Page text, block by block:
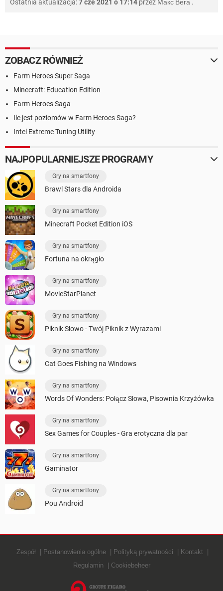
Ostatnia aktualizacja:7 cze 2021 o 17:14 przez Макс Вега .
ZOBACZ RÓWNIEŻ
Farm Heroes Super Saga
Minecraft: Education Edition
Farm Heroes Saga
Ile jest poziomów w Farm Heroes Saga?
Intel Extreme Tuning Utility
NAJPOPULARNIEJSZE PROGRAMY
Gry na smartfony
Brawl Stars dla Androida
Gry na smartfony
Minecraft Pocket Edition iOS
Gry na smartfony
Fortuna na okrągło
Gry na smartfony
MovieStarPlanet
Gry na smartfony
Piknik Słowo - Twój Piknik z Wyrazami
Gry na smartfony
Cat Goes Fishing na Windows
Gry na smartfony
Words Of Wonders: Połącz Słowa, Pisownia Krzyżówka
Gry na smartfony
Sex Games for Couples - Gra erotyczna dla par
Gry na smartfony
Gaminator
Gry na smartfony
Pou Android
Zespół Postanowienia ogólne Polityką prywatności
Kontakt
Regulamin
Cookiebeheer